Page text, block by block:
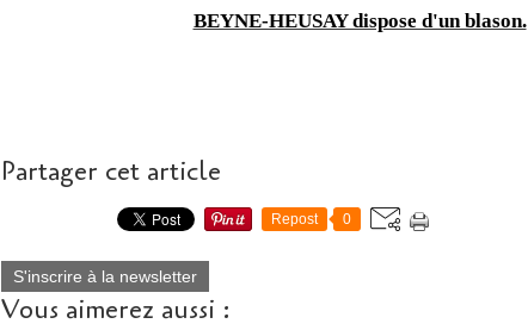
BEYNE-HEUSAY dispose d'un blason.
Partager cet article
Repost 0
S'inscrire à la newsletter
Vous aimerez aussi :